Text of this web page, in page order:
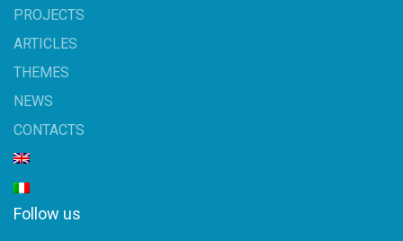
PROJECTS
ARTICLES
THEMES
NEWS
CONTACTS
Follow us